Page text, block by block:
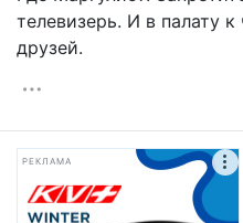
телевизерь. И в палату
друзей.
РЕКЛАМА